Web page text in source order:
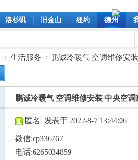
洛杉矶 旧金山 纽约 德州
生活服务
›
鹏诚冷暖气 空调维修安
鹏诚冷暖气 空调维修安装 中央空
匿名 发表于 2022-8-7 13:44:06
微信:cp336767
电话:6265034859